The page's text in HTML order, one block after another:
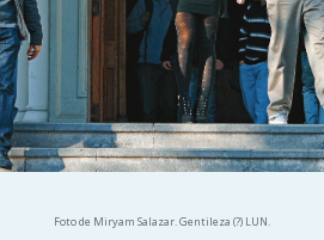
Foto de Miryam Salazar. Gentileza (?) LUN.